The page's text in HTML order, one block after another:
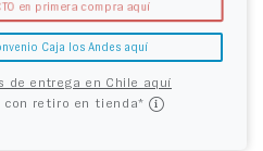
en primera compra aquí
Caja los Andes aquí
de entrega en Chile aquí
con retiro en tienda*